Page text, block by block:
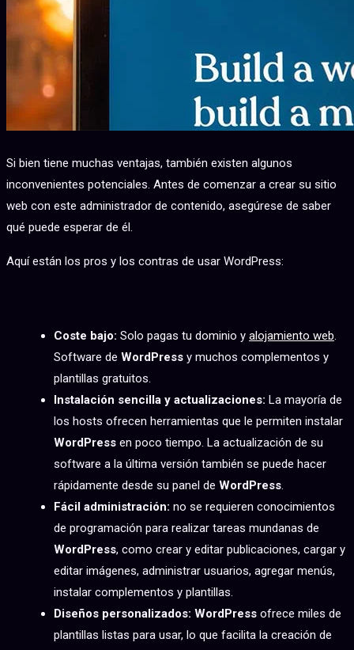
Si bien tiene muchas ventajas, también existen algunos
inconvenientes potenciales. Antes de comenzar a crear su sitio
web con este administrador de contenido, asegúrese de saber
qué puede esperar de él.
Aquí están los pros y los contras de usar WordPress:
Coste bajo: Solo pagas tu dominio y alojamiento web.
Software de WordPress y muchos complementos y
plantillas gratuitos.
Instalación sencilla y actualizaciones: La mayoría de
los hosts ofrecen herramientas que le permiten instalar
WordPress en poco tiempo. La actualización de su
software a la última versión también se puede hacer
rápidamente desde su panel de WordPress.
Fácil administración: no se requieren conocimientos
de programación para realizar tareas mundanas de
WordPress, como crear y editar publicaciones, cargar y
editar imágenes, administrar usuarios, agregar menús,
instalar complementos y plantillas.
Diseños personalizados: WordPress ofrece miles de
plantillas listas para usar, lo que facilita la creación de